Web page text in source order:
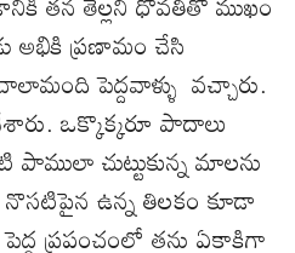
అభికి ప్రణామం చేసి
పెద్దవాళ్ళు వచ్చారు.
ఒక్కొక్కరూ పాదాలు
చుట్టుకున్న మాలను
ఉన్న తిలకం కూడా
ప్రపంచంలో తను ఏకాకిగా